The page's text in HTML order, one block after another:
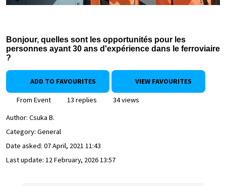
Bonjour, quelles sont les opportunités pour les
personnes ayant 30 ans d'expérience dans le ferroviaire
?
ADD TO FAVOURITES VIEW FAVOURITES
From Event 13 replies
34 views
Author: Csuka B.
Category: General
Date asked: 07 April, 2021 11:43
Last update: 12 February, 2026 13:57